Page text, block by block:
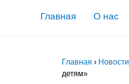
Главная О нас
Главная › Новости
детям»